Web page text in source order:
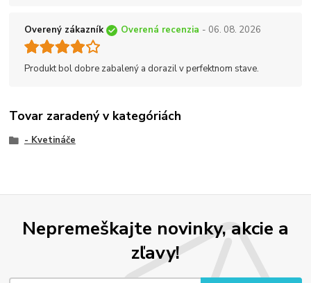
Overený zákazník Overená recenzia - 06. 08. 2026
Produkt bol dobre zabalený a dorazil v perfektnom stave.
Tovar zaradený v kategóriách
- Kvetináče
Nepremeškajte novinky, akcie a
zľavy!